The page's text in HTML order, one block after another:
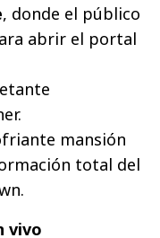
, donde el público
abrir el portal
mansión
total del
vivo